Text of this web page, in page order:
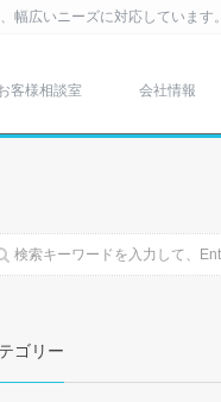
広いニーズに対応しています。
客様相談室 会社情報
ゴリー